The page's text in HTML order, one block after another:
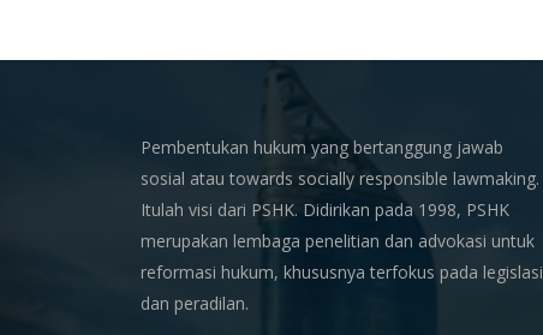
Pembentukan hukum yang bertanggung jawab
sosial atau towards socially responsible lawmaking.
Itulah visi dari PSHK. Didirikan pada 1998, PSHK
merupakan lembaga penelitian dan advokasi untuk
reformasi hukum, khususnya terfokus pada legislasi
dan peradilan.